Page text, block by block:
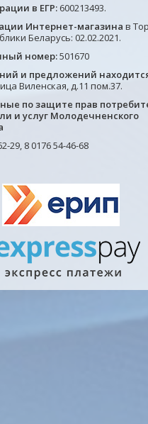
в ЕГР: 600213493.
Интернет-магазина в
Беларусь: 02.02.2021.
номер:501670
и предложений
Виленская, д.11 пом.37.
по защите прав
и услуг Молодечненского
29, 8 0176 54-46-68